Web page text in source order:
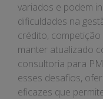
variados e podem
dificuldades na
crédito,
manter atualizado
consultoria para
esses desafios,
eficazes que